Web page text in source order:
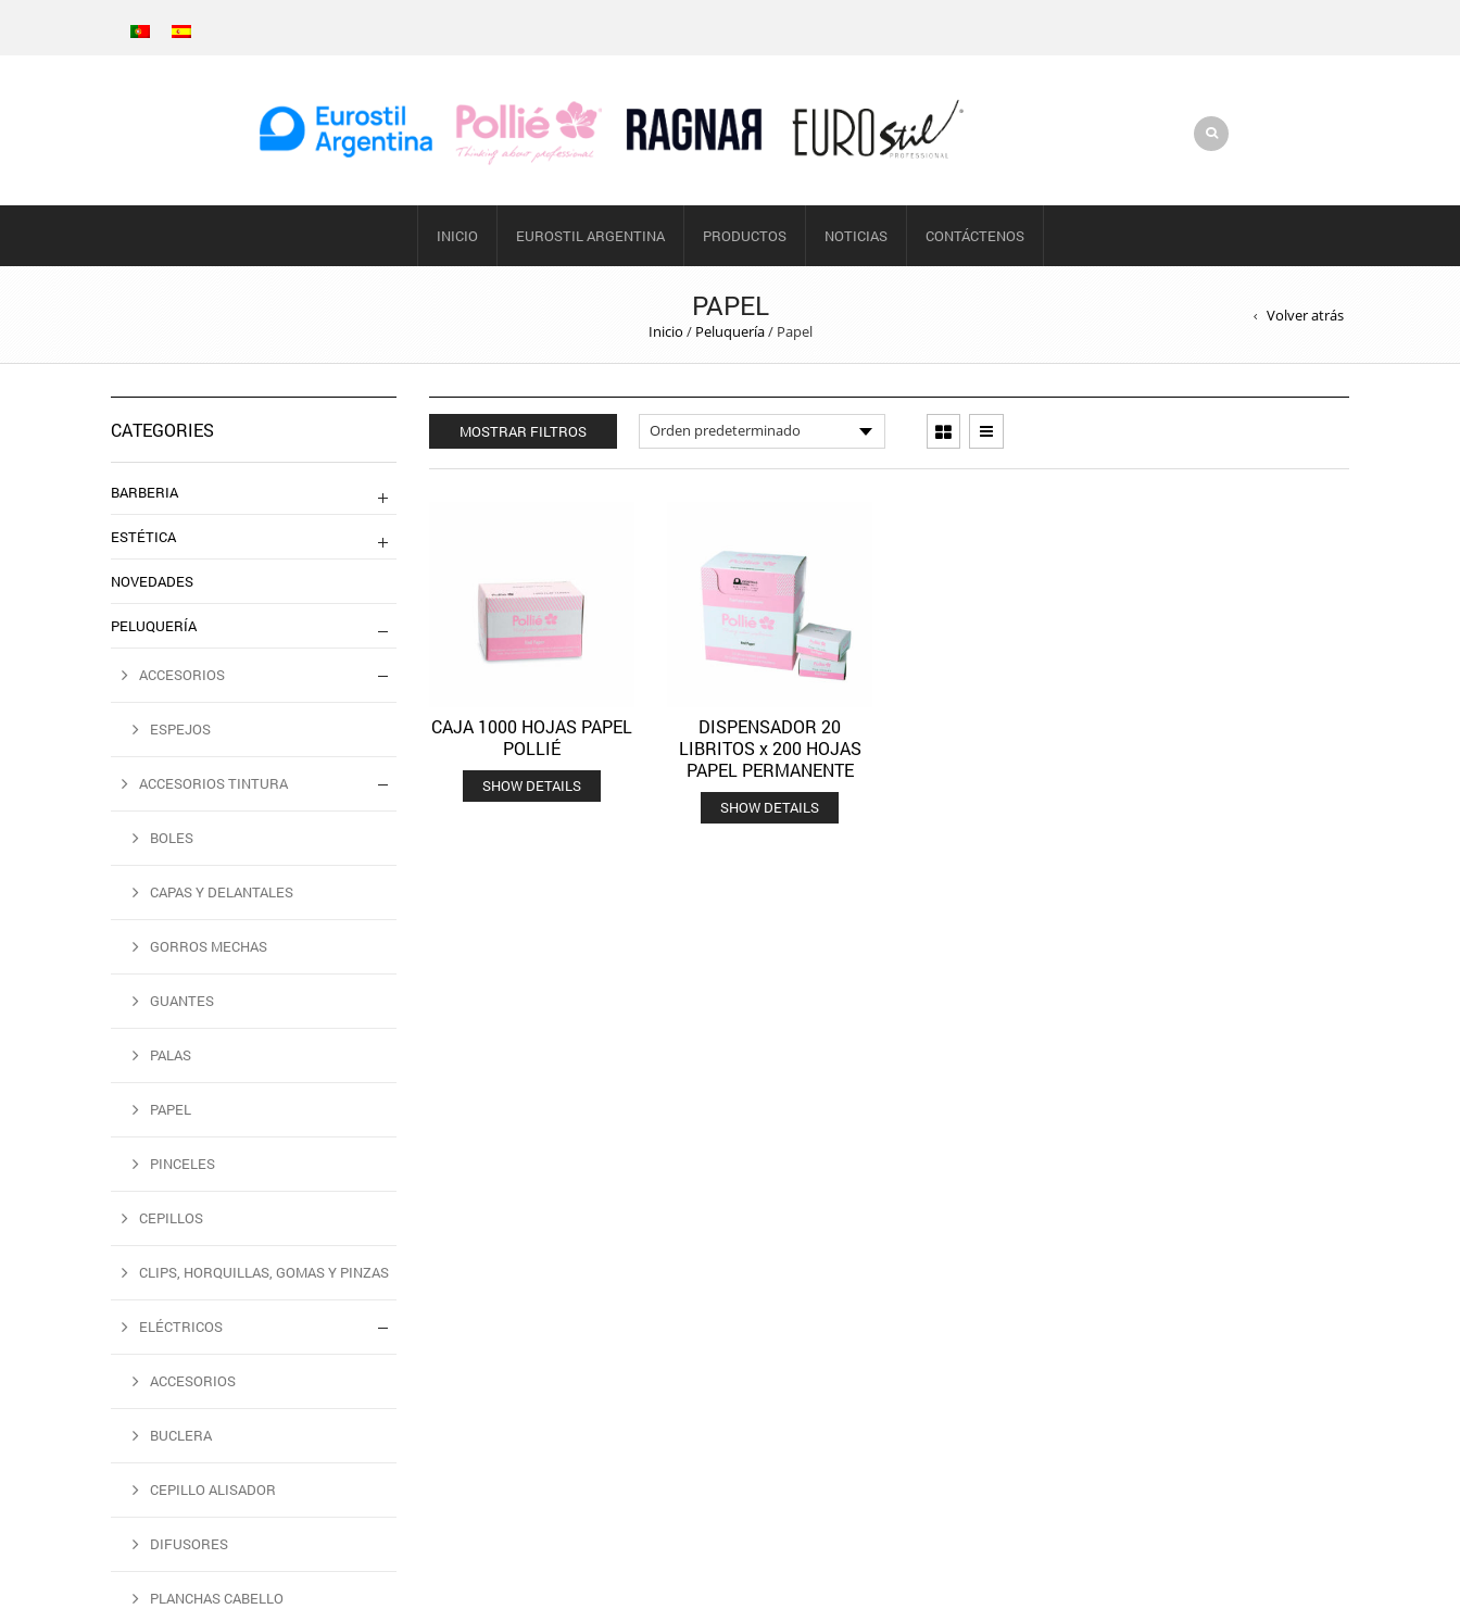
INICIO EUROSTIL ARGENTINA PRODUCTOS NOTICIAS CONTÁCTENOS
PAPEL
Inicio / Peluquería/ Papel
Volver atrás
MOSTRAR FILTROS
Añadir a la lista de deseos Quick View
CAJA 1000 HOJAS PAPEL
POLLIÉ
SHOW DETAILS
Añadir a la lista de deseos Quick View
DISPENSADOR 20
LIBRITOS x 200 HOJAS
PAPEL PERMANENTE
SHOW DETAILS
CATEGORIES
BARBERIA
ESTÉTICA
NOVEDADES
PELUQUERÍA
ACCESORIOS
ESPEJOS
ACCESORIOS TINTURA
BOLES
CAPAS Y DELANTALES
GORROS MECHAS
GUANTES
PALAS
PAPEL
PINCELES
CEPILLOS
CLIPS, HORQUILLAS, GOMAS Y PINZAS
ELÉCTRICOS
ACCESORIOS
BUCLERA
CEPILLO ALISADOR
DIFUSORES
PLANCHAS CABELLO